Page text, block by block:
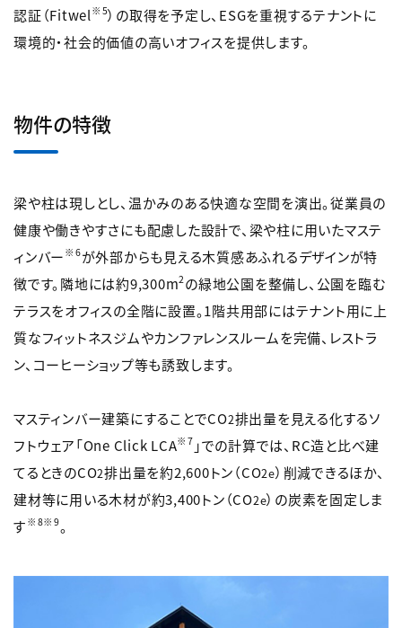
認証（Fitwel ※5）の取得を予定し、ESGを重視するテナントに
環境的・社会的価値の高いオフィスを提供します。
物件の特徴
梁や柱は現しとし、温かみのある快適な空間を演出。従業員の
健康や働きやすさにも配慮した設計で、梁や柱に用いたマステ
ィンバー ※6が外部からも見える木質感あふれるデザインが特
徴です。隣地には約9,300m2 の緑地公園を整備し、公園を臨む
テラスをオフィスの全階に設置。1階共用部にはテナント用に上
質なフィットネスジムやカンファレンスルームを完備、レストラ
ン、コーヒーショップ等も誘致します。
マスティンバー建築にすることでCO2排出量を見える化するソ
フトウェア「One Click LCA※7 」での計算では、RC造と比べ建
てるときのCO2排出量を約2,600トン（CO2e）削減できるほか、
建材等に用いる木材が約3,400トン（CO2e）の炭素を固定しま
す ※8※9。